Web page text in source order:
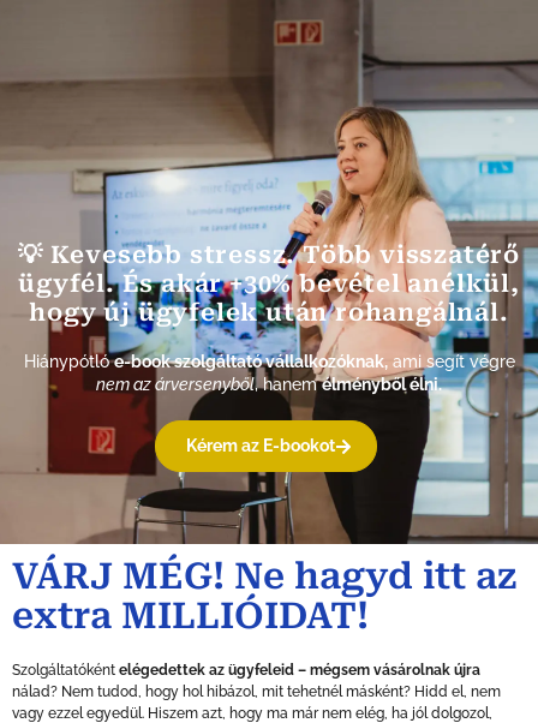
💡 Kevesebb stressz. Több visszatérő
ügyfél. És akár +30% bevétel anélkül,
hogy új ügyfelek után rohangálnál.
Hiánypótlóe-book szolgáltató vállalkozóknak,ami segít végre
nem az árversenyből, hanemélményből élni.
Kérem az E-bookot
VÁRJ MÉG! Ne hagyd itt az
extra MILLIÓIDAT!
Szolgáltatóként elégedettek az ügyfeleid – mégsem vásárolnak újra
nálad? Nem tudod, hogy hol hibázol, mit tehetnél másként? Hidd el, nem
vagy ezzel egyedül. Hiszem azt, hogy ma már nem elég, ha jól dolgozol,